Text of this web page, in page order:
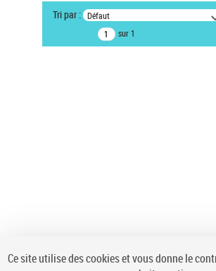
Type de notice d'autorité
Œuvre
Auteur d’œuvre
Tri par : Défaut
sur 1
Ce site utilise des cookies et vous donne le